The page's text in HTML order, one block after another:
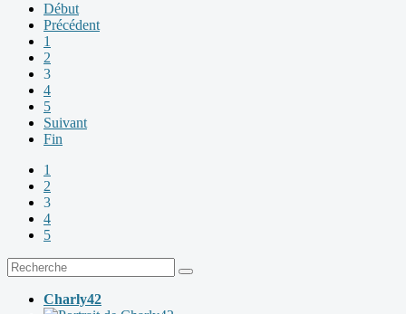
Début
Précédent
1
2
3
4
5
Suivant
Fin
1
2
3
4
5
Charly42